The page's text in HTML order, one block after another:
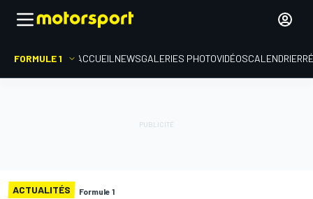
FORMULE 1 ACCUEIL NEWSGALERIES PHOTOVIDÉOSCALENDRIER
ACTUALITÉS Formule 1